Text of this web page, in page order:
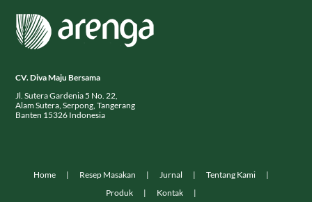
CV. Diva Maju Bersama
Jl. Sutera Gardenia 5 No. 22,
Alam Sutera, Serpong, Tangerang
Banten 15326 Indonesia
Home Resep Masakan Jurnal
Tentang Kami
Produk
Kontak